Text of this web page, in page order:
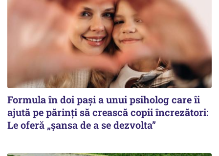
Formula în doi pași a unui psiholog care îi
ajută pe părinți să crească copii încrezători:
Le oferă „șansa de a se dezvolta”